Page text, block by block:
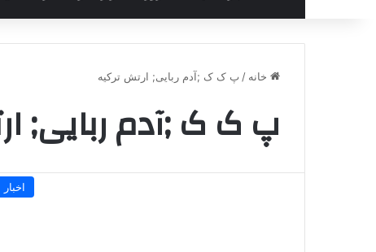
خانه / پ ک ک ;آدم ربایی; ارتش ترکیه
پ ک ک ;آدم ربایی;
اخبار